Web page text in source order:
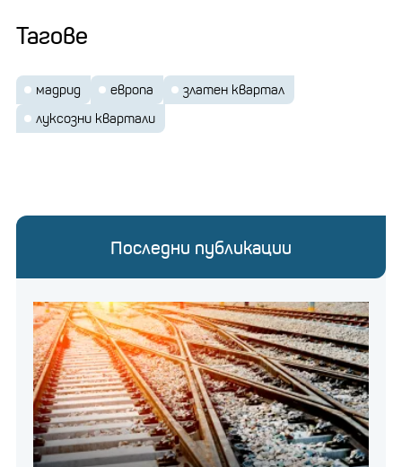
Тагове
мадрид европа
златен квартал
луксозни квартали
Последни публикации